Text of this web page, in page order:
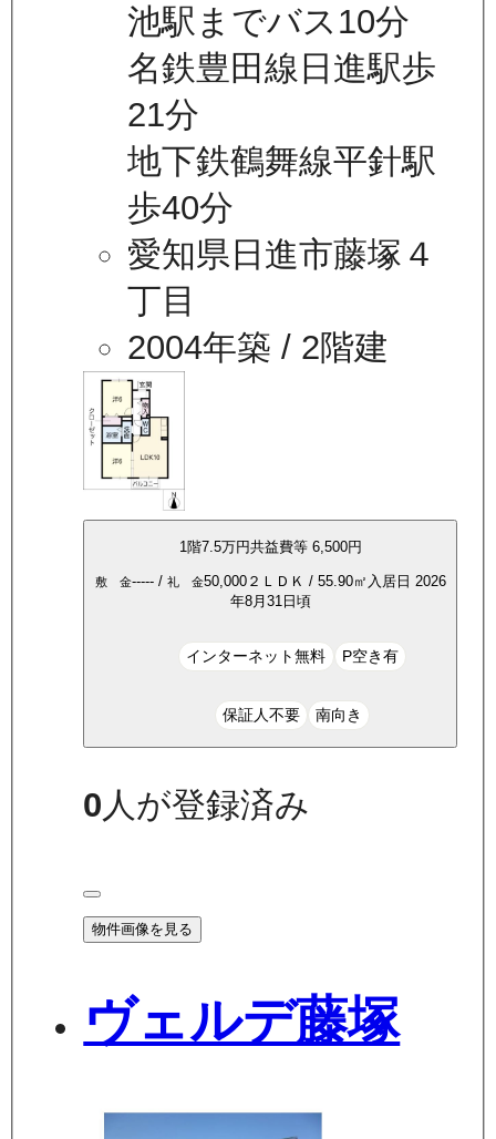
池駅までバス10分
名鉄豊田線日進駅歩
21分
地下鉄鶴舞線平針駅
歩40分
愛知県日進市藤塚４
丁目
2004年築 / 2階建
1階7.5万円共益費等 6,500円
敷 金-----/ 礼 金50,000２ＬＤＫ / 55.90㎡ 入居日 2026
年8月31日頃
インターネット無料 P空き有
保証人不要 南向き
0人が登録済み
物件画像を見る
ヴェルデ藤塚